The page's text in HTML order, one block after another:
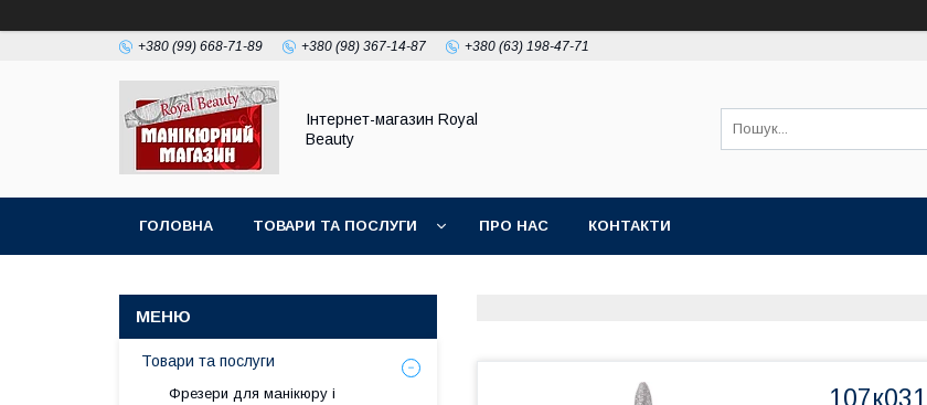
+380 (99) 668-71-89 +380 (98) 367-14-87 +380 (63) 198-47-71
Інтернет-магазин Royal
Beauty
ГОЛОВНА ТОВАРИ ТА ПОСЛУГИ ПРО НАС КОНТАКТИ
107к031
Товари та послуги
Фрезери для манікюру і